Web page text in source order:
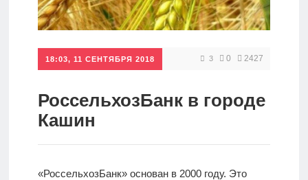
Кредиты
Ипотеки
18:03, 11 СЕНТЯБРЯ 2018 3 0 2427
РоссельхозБанк в городе
Кашин
«РоссельхозБанк» основан в 2000 году. Это